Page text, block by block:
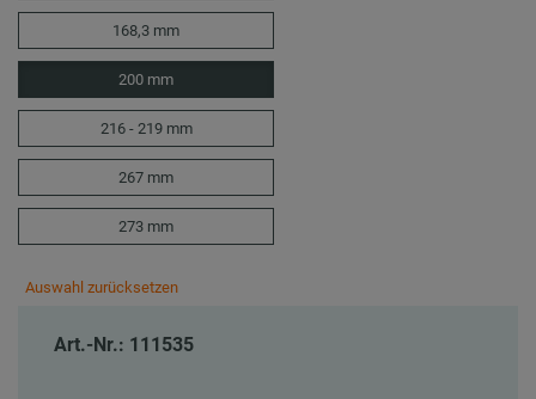
168,3 mm
200 mm
216 - 219 mm
267 mm
273 mm
Auswahl zurücksetzen
Art.-Nr.: 111535